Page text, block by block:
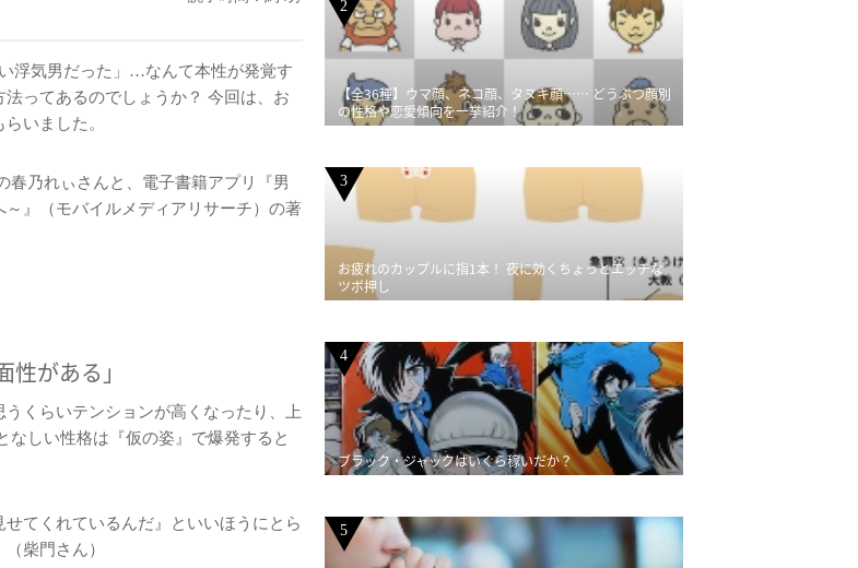
浮気男だった」…なんて本性が発覚す
ってあるのでしょうか？ 今回は、お
いました。
乃れぃさんと、電子書籍アプリ『男
』（モバイルメディアリサーチ）の著
がある」
くらいテンションが高くなったり、上
なしい性格は『仮の姿』で爆発すると
てくれているんだ』といいほうにとら
柴門さん）
2
【全36種】ウマ顔、ネコ顔、タヌキ顔…… どうぶつ顔別
の性格や恋愛傾向を一挙紹介！
3
お疲れのカップルに指1本！ 夜に効くちょっとエッチな
ツボ押し
4
ブラック・ジャックはいくら稼いだか？
5